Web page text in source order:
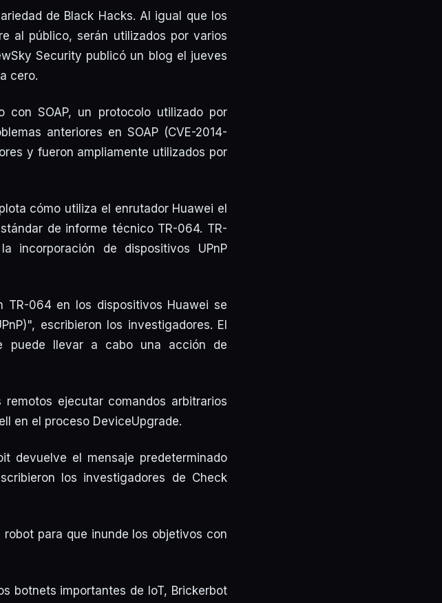
de Black Hacks. Al igual que los
al público, serán utilizados por varios
Security publicó un blog el jueves
cero.
con SOAP, un protocolo utilizado por
anteriores en SOAP (CVE-2014-
y fueron ampliamente utilizados por
cómo utiliza el enrutador Huawei el
de informe técnico TR-064. TR-
incorporación de dispositivos UPnP
TR-064 en los dispositivos Huawei se
escribieron los investigadores. El
puede llevar a cabo una acción de
ejecutar comandos arbitrarios
en el proceso DeviceUpgrade.
devuelve el mensaje predeterminado
los investigadores de Check
para que inunde los objetivos con
botnets importantes de IoT, Brickerbot